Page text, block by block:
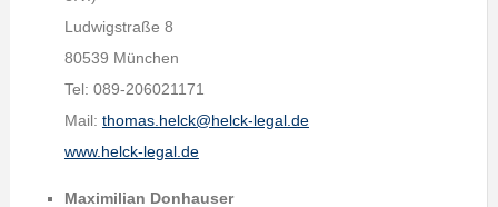
Ludwigstraße 8
80539 München
Tel: 089-206021171
Mail: thomas.helck@helck-legal.de
www.helck-legal.de
Maximilian Donhauser